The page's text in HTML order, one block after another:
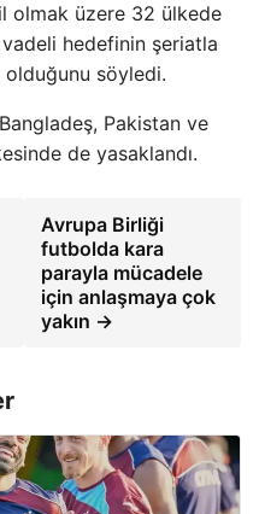
olmak üzere 32 ülkede
hedefinin şeriatla
söyledi.
Pakistan ve
de yasaklandı.
Avrupa Birliği
futbolda kara
parayla mücadele
için anlaşmaya çok
yakın →